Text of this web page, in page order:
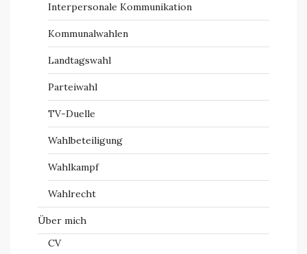
Interpersonale Kommunikation
Kommunalwahlen
Landtagswahl
Parteiwahl
TV-Duelle
Wahlbeteiligung
Wahlkampf
Wahlrecht
Über mich
CV